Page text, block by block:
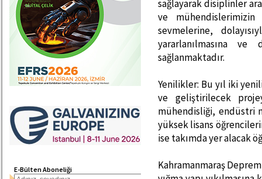
E-Bülten Aboneliği
sağlayarak disiplinler
ve
sevmelerine,
yararlanılmasına
sağlanmaktadır.
Yenilikler: Bu yıl iki
ve geliştirilecek
mühendisliği, endüstri
yüksek lisans
ise takımda yer alacak
Kahramanmaraş